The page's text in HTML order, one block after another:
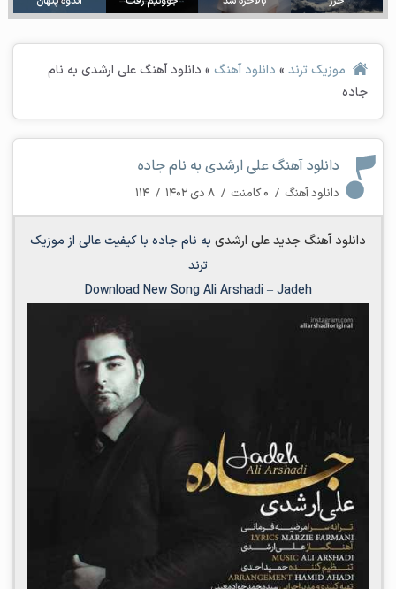
موزیک ترند» دانلود آهنگ » دانلود آهنگ علی ارشدی به نام
جاده
دانلود آهنگ علی ارشدی به نام جاده
دانلود آهنگ / ۰ کامنت / ۸ دی ۱۴۰۲ / ۱۱۴
دانلود آهنگ جدیدعلی ارشدی به نامجاده با کیفیت عالی از موزیک
ترند
Download New SongAli Arshadi–Jadeh